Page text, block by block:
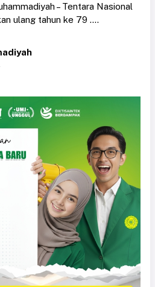
– Tentara Nasional
ulang tahun ke 79 ....